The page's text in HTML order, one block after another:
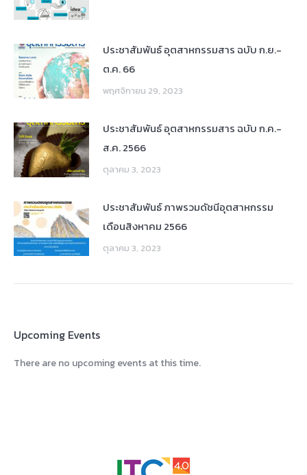
ประชาสัมพันธ์ อุตสาหกรรมสาร ฉบับ ก.ย.-
ต.ค. 66
พฤศจิกายน 29, 2023
ประชาสัมพันธ์ อุตสาหกรรมสาร ฉบับ ก.ค.-
ส.ค. 2566
ตุลาคม 3, 2023
ประชาสัมพันธ์ ภาพรวมดัชนีอุตสาหกรรม
เดือนสิงหาคม 2566
ตุลาคม 3, 2023
Upcoming Events
There are no upcoming events at this time.